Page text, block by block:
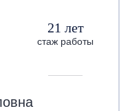
21 лет
стаж работы